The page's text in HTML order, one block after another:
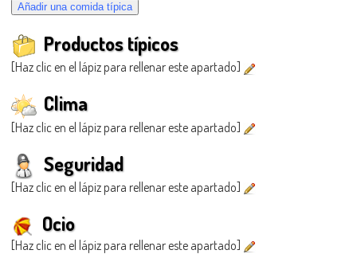
Productos típicos
[Haz clic en el lápiz para rellenar este apartado]
Clima
[Haz clic en el lápiz para rellenar este apartado]
Seguridad
[Haz clic en el lápiz para rellenar este apartado]
Ocio
[Haz clic en el lápiz para rellenar este apartado]